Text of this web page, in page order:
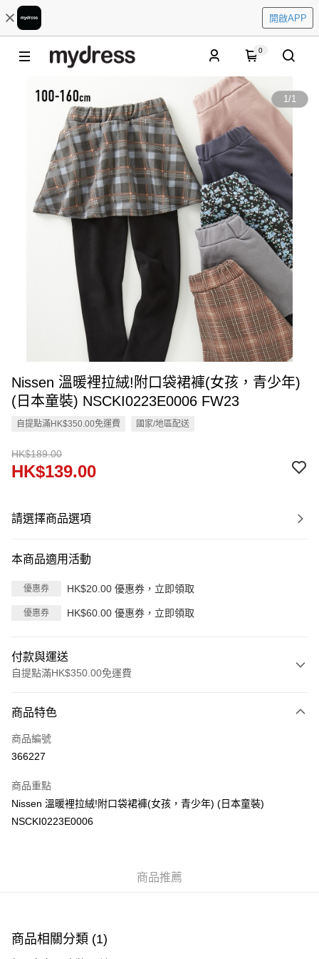
開啟APP
0
1/1
Nissen 溫暖裡拉絨!附口袋裙褲(女孩，青少年)
(日本童裝) NSCKI0223E0006 FW23
自提點滿HK$350.00免運費 國家/地區配送
HK$189.00
HK$139.00
請選擇商品選項
本商品適用活動
優惠券 HK$20.00 優惠券，立即領取
優惠券 HK$60.00 優惠券，立即領取
付款與運送
自提點滿HK$350.00免運費
信用卡
Apple Pay
PayMe
WeChat Pay
付款後順豐站及營業點
每筆HK$40.00，滿HK$350.00或以上免運費
商品特色
商品編號
366227
商品重點
Nissen 溫暖裡拉絨!附口袋裙褲(女孩，青少年) (日本童裝)
NSCKI0223E0006
商品推薦
商品相關分類 (1)